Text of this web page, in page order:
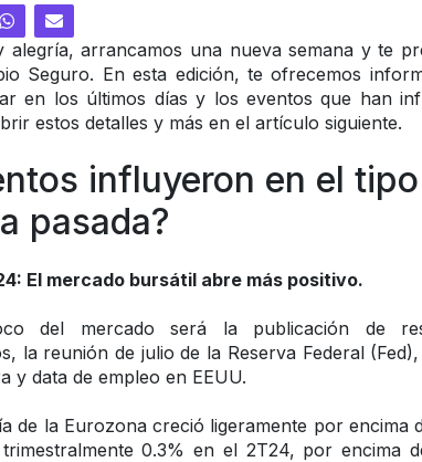
alegría, arrancamos una nueva semana y te
Seguro. En esta edición, te ofrecemos
en los últimos días y los eventos que han
estos detalles y más en el artículo siguiente.
influyeron en el
pasada?
El mercado bursátil abre más positivo.
del mercado será la publicación de
la reunión de julio de la Reserva Federal
y data de empleo en EEUU.
de la Eurozona creció ligeramente por encima
0.3% en el 2T24, por encima